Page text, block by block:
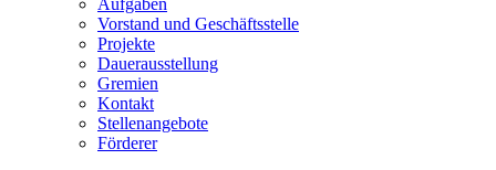
Aufgaben
Vorstand und Geschäftsstelle
Projekte
Dauerausstellung
Gremien
Kontakt
Stellenangebote
Förderer